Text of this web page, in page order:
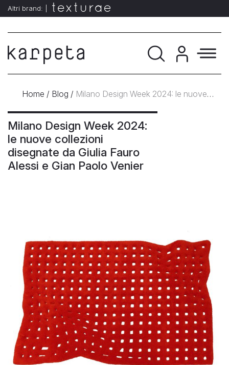
Altri brand: |
Home / Blog / Milano Design Week 2024: le nuove
Venier
Milano Design Week 2024:
le nuove collezioni
disegnate da Giulia Fauro
Alessi e Gian Paolo Venier